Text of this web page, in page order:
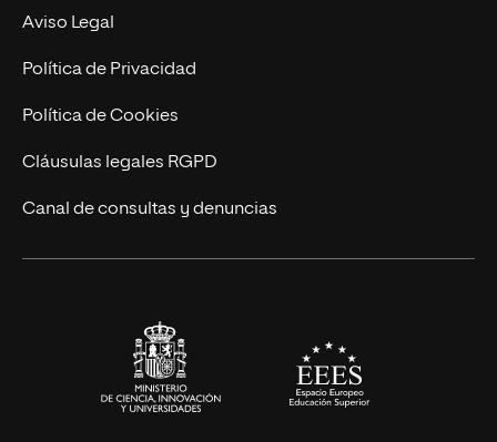
MBA
Marketing y Comunicación
Ingeniería
Diseño
Ciencias de la Salud
Contacto
Aviso Legal
Política de Privacidad
Política de Cookies
Cláusulas legales RGPD
Canal de consultas y denuncias